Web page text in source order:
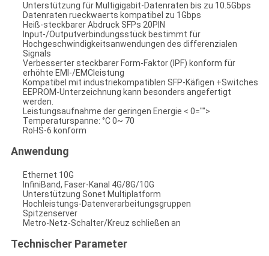
Unterstützung für Multigigabit-Datenraten bis zu 10.5Gbps
Datenraten rueckwaerts kompatibel zu 1Gbps
Heiß-steckbarer Abdruck SFPs 20PIN
Input-/Outputverbindungsstück bestimmt für
Hochgeschwindigkeitsanwendungen des differenzialen
Signals
Verbesserter steckbarer Form-Faktor (IPF) konform für
erhöhte EMI-/EMCleistung
Kompatibel mit industriekompatiblen SFP-Käfigen +Switches
EEPROM-Unterzeichnung kann besonders angefertigt
werden.
Leistungsaufnahme der geringen Energie < 0="">
Temperaturspanne: °C 0~ 70
RoHS-6 konform
Anwendung
Ethernet 10G
InfiniBand, Faser-Kanal 4G/8G/10G
Unterstützung Sonet Multiplatform
Hochleistungs-Datenverarbeitungsgruppen
Spitzenserver
Metro-Netz-Schalter/Kreuz schließen an
Technischer Parameter